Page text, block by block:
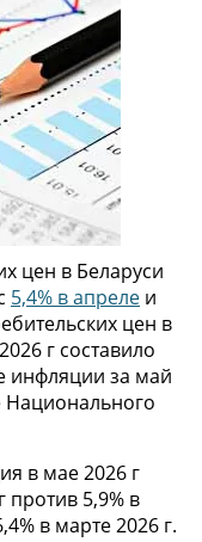
цен в Беларуси
5,4% в апреле и
цен в
г составило
инфляции за май
Национального
в мае 2026 г
против 5,9% в
в марте 2026 г.